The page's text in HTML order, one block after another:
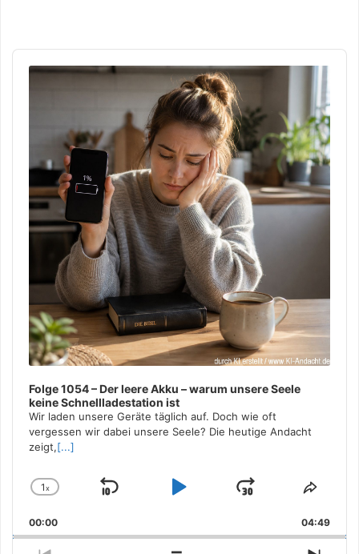
Audio
Player
Folge 1054 – Der leere Akku – warum unsere Seele
keine Schnellladestation ist
Wir laden unsere Geräte täglich auf. Doch wie oft
vergessen wir dabei unsere Seele? Die heutige Andacht
zeigt,[...]
Change
Rate
1x
Skip
Play
Jump
Forward
Share
00:00 04:49